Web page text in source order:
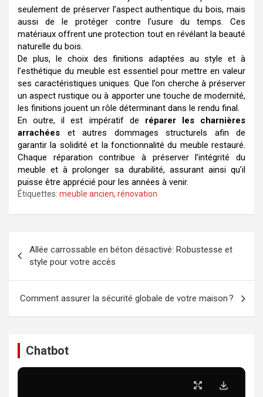
seulement de préserver l’aspect authentique du bois, mais
aussi de le protéger contre l’usure du temps. Ces
matériaux offrent une protection tout en révélant la beauté
naturelle du bois.
De plus, le choix des finitions adaptées au style et à
l’esthétique du meuble est essentiel pour mettre en valeur
ses caractéristiques uniques. Que l’on cherche à préserver
un aspect rustique ou à apporter une touche de modernité,
les finitions jouent un rôle déterminant dans le rendu final.
En outre, il est impératif de réparer les charnières
arrachées et autres dommages structurels afin de
garantir la solidité et la fonctionnalité du meuble restauré.
Chaque réparation contribue à préserver l’intégrité du
meuble et à prolonger sa durabilité, assurant ainsi qu’il
puisse être apprécié pour les années à venir.
Étiquettes: meuble ancien, rénovation
de
l’article
Allée carrossable en béton désactivé: Robustesse et
style pour votre accès
Comment assurer la sécurité globale de votre maison ?
Chatbot